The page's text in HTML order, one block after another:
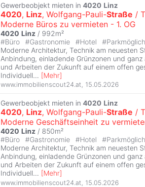
Gewerbeobjekt mieten in 4020 Linz
4020, Linz, Wolfgang-Pauli-Straße /
Moderne Büros zu vermieten - 1. OG
4020 Linz / 992m²
#Büro #Gastronomie #Hotel #
Moderne Architektur, Technik am neuesten
Anbindung, einladende Grünzonen und
und Arbeiten der Zukunft auf einem offen
Individuell... [Mehr]
www.immobilienscout24.at 15.05.2026
Gewerbeobjekt mieten in 4020 Linz
4020, Linz, Wolfgang-Pauli-Straße /
Moderne Geschäftseinheit zu
4020 Linz / 850m²
#Büro #Gastronomie #Hotel #
Moderne Architektur, Technik am neuesten
Anbindung, einladende Grünzonen und
und Arbeiten der Zukunft auf einem offen
Individuell... [Mehr]
www.immobilienscout24.at 15.05.2026